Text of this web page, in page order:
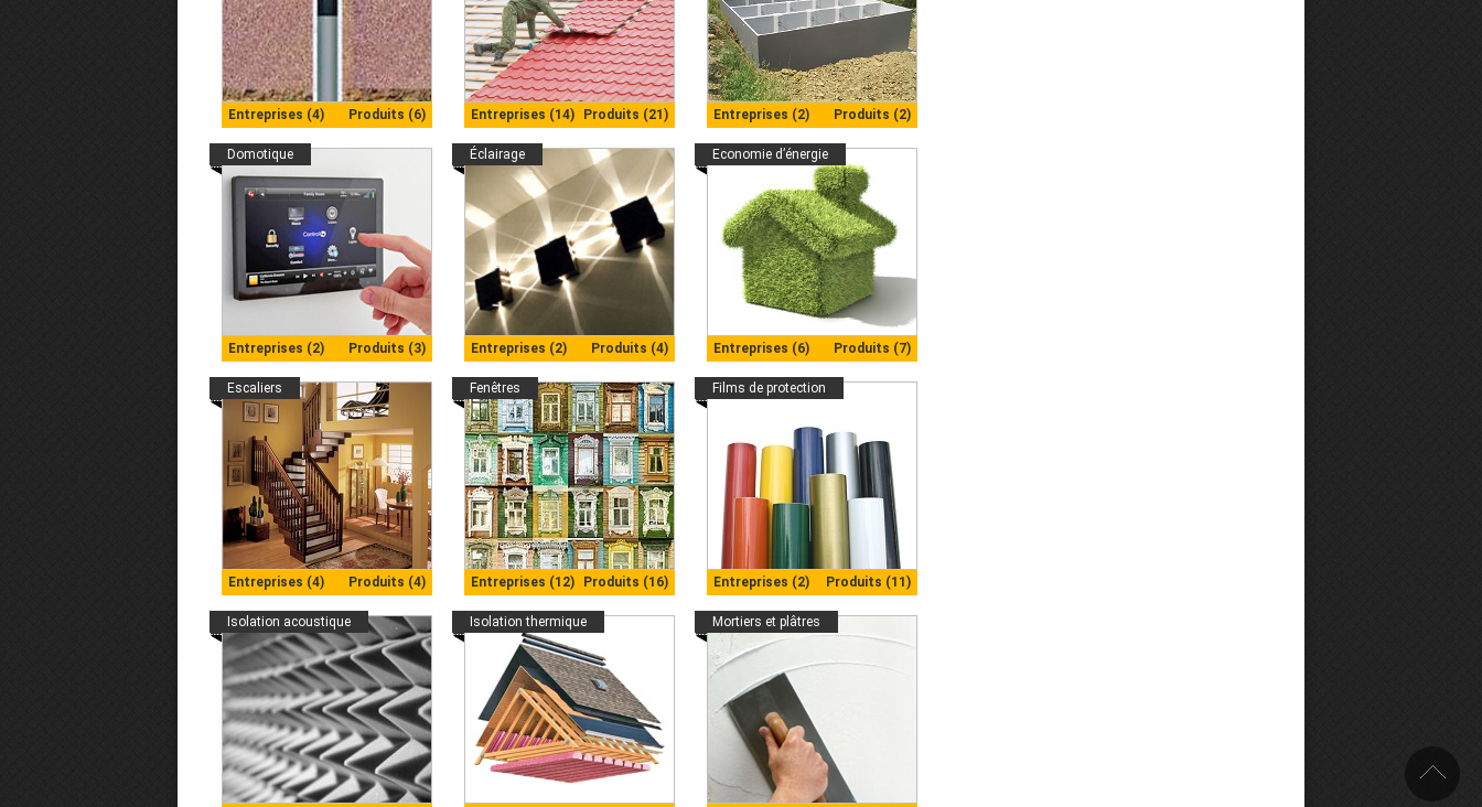
Entreprises (4) Produits (6) Entreprises (14) Produits (21) Entreprises (2) Produits (2)
Entreprises (2) Produits (3)
Domotique
Entreprises (2) Produits (4)
Éclairage
Entreprises (6) Produits (7)
Economie d’énergie
Entreprises (4) Produits (4)
Escaliers
Entreprises (12) Produits (16)
Fenêtres
Entreprises (2) Produits (11)
Films de protection
Isolation acoustique Isolation thermique Mortiers et plâtres